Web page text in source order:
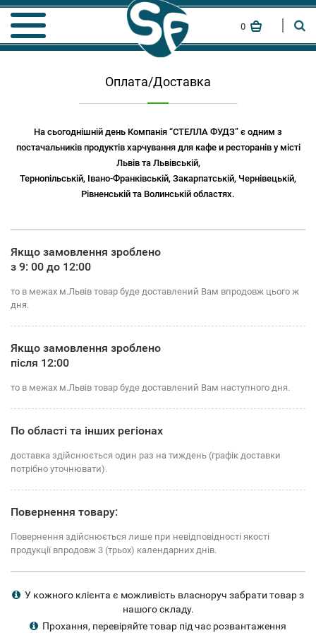
0
Оплата/Доставка
На сьогоднішній день Компанія “СТЕЛЛА ФУДЗ” є одним з
постачальників продуктів харчування для кафе и ресторанів у місті
Львів та Львівській,
Тернопільській, Івано-Франківській, Закарпатській, Чернівецькій,
Рівненській та Волинській областях.
Якщо замовлення зроблено
з 9: 00 до 12:00
то в межах м.Львів товар буде доставлений Вам впродовж цього ж
дня.
Якщо замовлення зроблено
після 12:00
то в межах м.Львів товар буде доставлений Вам наступного дня.
По області та інших регіонах
доставка здійснюється один раз на тиждень (графік доставки
потрібно уточнювати).
Повернення товару:
Повернення здійснюється лише при невідповідності якості
продукції впродовж 3 (трьох) календарних днів.
У кожного клієнта є можливість власноруч забрати товар з
нашого складу.
Прохання, перевіряйте товар під час розвантаження